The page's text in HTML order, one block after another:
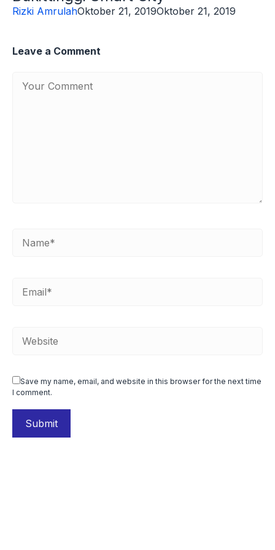
Rizki AmrulahOktober 21, 2019Oktober 21, 2019
Leave a Comment
Save my name, email, and website in this browser for the next time
I comment.